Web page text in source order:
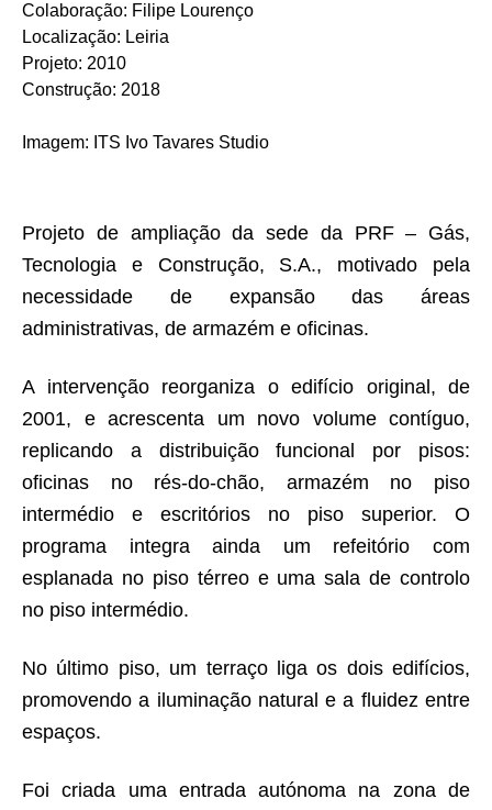
Projeto de ampliação da sede da PRF – Gás,
Tecnologia e Construção, S.A., motivado pela
necessidade de expansão das áreas
administrativas, de armazém e oficinas.
A intervenção reorganiza o edifício original, de
2001, e acrescenta um novo volume contíguo,
replicando a distribuição funcional por pisos:
oficinas no rés-do-chão, armazém no piso
intermédio e escritórios no piso superior. O
programa integra ainda um refeitório com
esplanada no piso térreo e uma sala de controlo
no piso intermédio.
No último piso, um terraço liga os dois edifícios,
promovendo a iluminação natural e a fluidez entre
espaços.
Foi criada uma entrada autónoma na zona de
Colaboração: Filipe Lourenço
Localização: Leiria
Projeto: 2010
Construção: 2018
Imagem: ITS Ivo Tavares Studio